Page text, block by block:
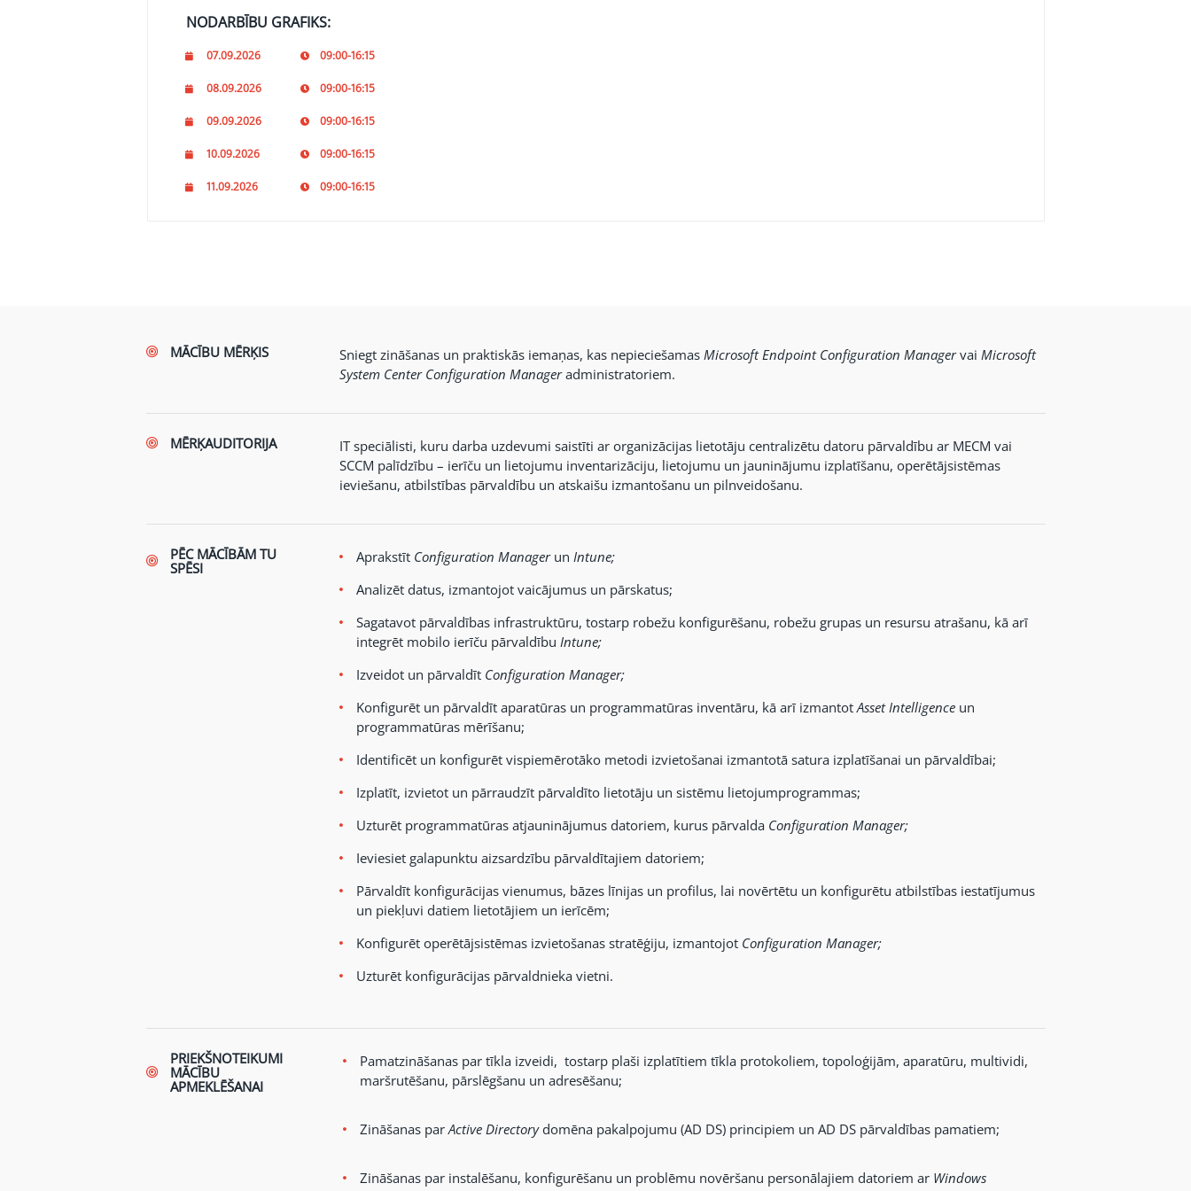
NODARBĪBU GRAFIKS:
07.09.2026 09:00-16:15
08.09.2026 09:00-16:15
09.09.2026 09:00-16:15
10.09.2026 09:00-16:15
11.09.2026 09:00-16:15
MĀCĪBU MĒRĶIS Sniegt zināšanas un praktiskās iemaņas, kas nepieciešamas Microsoft Endpoint Configuration Managervai Microsoft
System Center Configuration Manageradministratoriem.
MĒRĶAUDITORIJA
IT speciālisti, kuru darba uzdevumi saistīti ar organizācijas lietotāju centralizētu datoru pārvaldību ar MECM vai
SCCM palīdzību – ierīču un lietojumu inventarizāciju, lietojumu un jauninājumu izplatīšanu, operētājsistēmas
ieviešanu, atbilstības pārvaldību un atskaišu izmantošanu un pilnveidošanu.
PĒC MĀCĪBĀM TU
SPĒSI
Aprakstīt Configuration Managerun Intune;
Analizēt datus, izmantojot vaicājumus un pārskatus;
Sagatavot pārvaldības infrastruktūru, tostarp robežu konfigurēšanu, robežu grupas un resursu atrašanu, kā arī
integrēt mobilo ierīču pārvaldību Intune;
Izveidot un pārvaldīt Configuration Manager;
Konfigurēt un pārvaldīt aparatūras un programmatūras inventāru, kā arī izmantotAsset Intelligenceun
programmatūras mērīšanu;
Identificēt un konfigurēt vispiemērotāko metodi izvietošanai izmantotā satura izplatīšanai un pārvaldībai;
Izplatīt, izvietot un pārraudzīt pārvaldīto lietotāju un sistēmu lietojumprogrammas;
Uzturēt programmatūras atjauninājumus datoriem, kurus pārvalda Configuration Manager;
Ieviesiet galapunktu aizsardzību pārvaldītajiem datoriem;
Pārvaldīt konfigurācijas vienumus, bāzes līnijas un profilus, lai novērtētu un konfigurētu atbilstības iestatījumus
un piekļuvi datiem lietotājiem un ierīcēm;
Konfigurēt operētājsistēmas izvietošanas stratēģiju, izmantojot Configuration Manager;
Uzturēt konfigurācijas pārvaldnieka vietni.
PRIEKŠNOTEIKUMI
MĀCĪBU
APMEKLĒŠANAI
Pamatzināšanas par tīkla izveidi, tostarp plaši izplatītiem tīkla protokoliem, topoloģijām, aparatūru, multividi,
maršrutēšanu, pārslēgšanu un adresēšanu;
Zināšanas parActive Directorydomēna pakalpojumu (AD DS) principiem un AD DS pārvaldības pamatiem;
Zināšanas par instalēšanu, konfigurēšanu un problēmu novēršanu personālajiem datoriem ar Windows